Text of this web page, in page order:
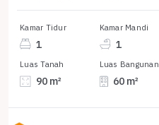
Kamar Tidur
1
Kamar Mandi
1
Luas Tanah
90 m²
Luas Bangunan
60 m²